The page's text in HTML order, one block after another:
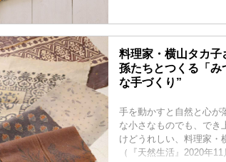
料理家・横山タカ子
孫たちとつくる「み
な手づくり”
手を動かすと自然と心が
な小さなものでも、でき
けどうれしい、料理家・
（『天然生活』2020年11